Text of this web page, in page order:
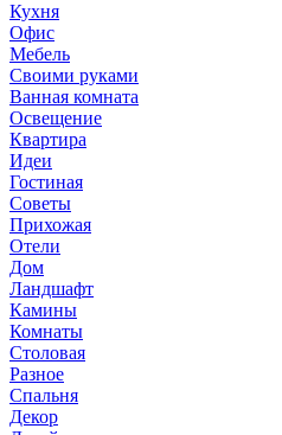
Кухня
Офис
Мебель
Своими руками
Ванная комната
Освещение
Квартира
Идеи
Гостиная
Советы
Прихожая
Отели
Дом
Ландшафт
Камины
Комнаты
Столовая
Разное
Спальня
Декор